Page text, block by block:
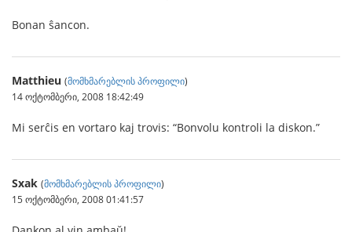
Bonan ŝancon.
Matthieu (მომხმარებლის პროფილი)
14 ოქტომბერი, 2008 18:42:49
Mi serĉis en vortaro kaj trovis: “Bonvolu kontroli la diskon.”
Sxak (მომხმარებლის პროფილი)
15 ოქტომბერი, 2008 01:41:57